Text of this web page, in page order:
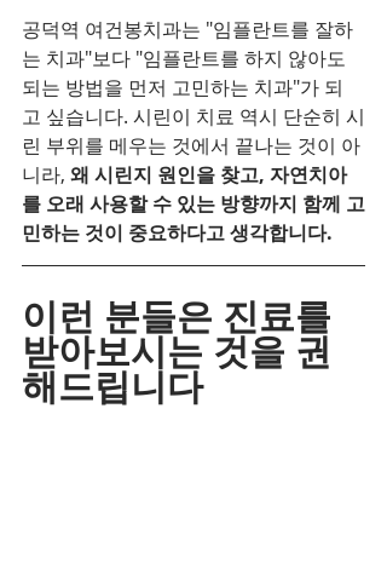
공덕역 여건봉치과는 "임플란트를 잘하
는 치과"보다 "임플란트를 하지 않아도
되는 방법을 먼저 고민하는 치과"가 되
고 싶습니다. 시린이 치료 역시 단순히 시
린 부위를 메우는 것에서 끝나는 것이 아
니라, 왜 시린지 원인을 찾고, 자연치아
를 오래 사용할 수 있는 방향까지 함께 고
민하는 것이 중요하다고 생각합니다.
이런 분들은 진료를
받아보시는 것을 권
해드립니다